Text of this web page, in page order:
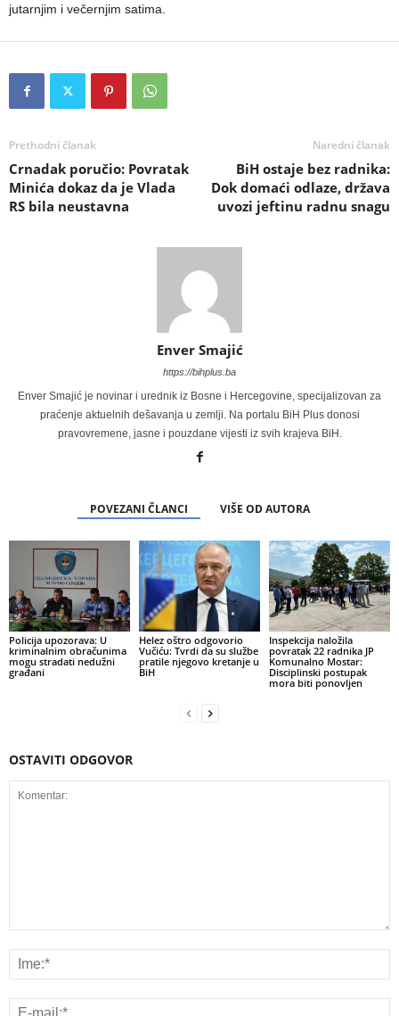
jutarnjim i večernjim satima.
Prethodni članak
Crnadak poručio: Povratak
Minića dokaz da je Vlada
RS bila neustavna
Naredni članak
BiH ostaje bez radnika:
Dok domaći odlaze, država
uvozi jeftinu radnu snagu
Enver Smajić
https://bihplus.ba
Enver Smajić je novinar i urednik iz Bosne i Hercegovine, specijalizovan za
praćenje aktuelnih dešavanja u zemlji. Na portalu BiH Plus donosi
pravovremene, jasne i pouzdane vijesti iz svih krajeva BiH.
POVEZANI ČLANCI VIŠE OD AUTORA
Policija upozorava: U
kriminalnim obračunima
mogu stradati nedužni
građani
Helez oštro odgovorio
Vučiću: Tvrdi da su službe
pratile njegovo kretanje u
BiH
Inspekcija naložila
povratak 22 radnika JP
Komunalno Mostar:
Disciplinski postupak
mora biti ponovljen
OSTAVITI ODGOVOR